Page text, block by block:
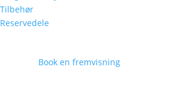
Tilbehør
Reservedele
Book en fremvisning